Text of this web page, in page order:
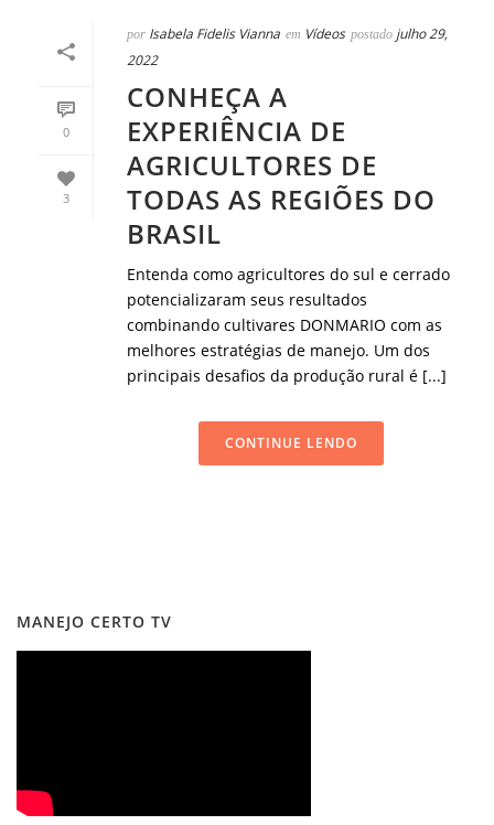
0
3
por Isabela Fidelis Vianna em Vídeos postado julho 29,
2022
CONHEÇA A
EXPERIÊNCIA DE
AGRICULTORES DE
TODAS AS REGIÕES DO
BRASIL
Entenda como agricultores do sul e cerrado
potencializaram seus resultados
combinando cultivares DONMARIO com as
melhores estratégias de manejo. Um dos
principais desafios da produção rural é [...]
CONTINUE LENDO
MANEJO CERTO TV